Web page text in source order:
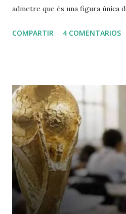
admetre que és una figura única
sistema, completament fora del
floritura poètica i per l'adjectiu
seriós molt proper a la ira, com
anés a explotar. Llenguatge
contra allò que combat: la
especialment, el perill de la
catalana enfront de les onades
sentit, tan sols seria una versió
diu compartir gran part del
qüestió catalana. Orriols irr...
COMPARTIR 4 COMENTARIOS